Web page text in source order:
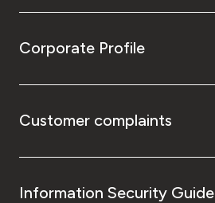
Corporate Profile
Customer complaints
Information Security Guide